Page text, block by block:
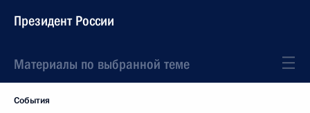
Президент России
Материалы по выбранной теме
События